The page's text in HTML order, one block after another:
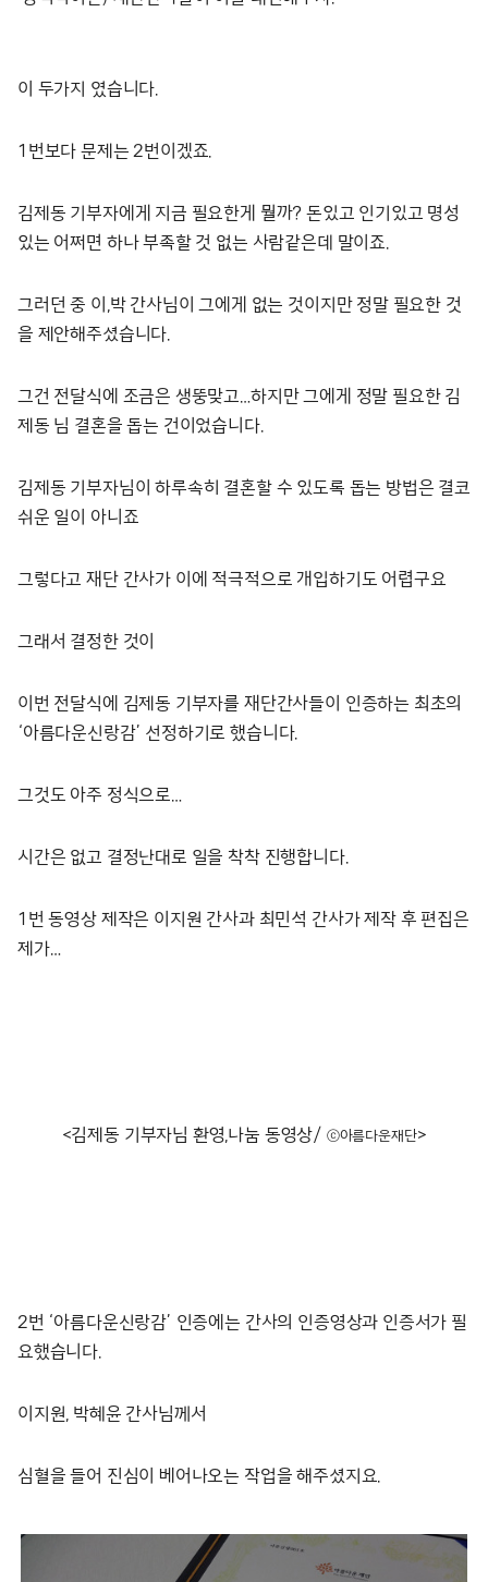
이 두가지 였습니다.
1번보다 문제는 2번이겠죠.
김제동 기부자에게 지금 필요한게 뭘까? 돈있고 인기있고 명성
있는 어쩌면 하나 부족할 것 없는 사람같은데 말이죠.
그러던 중 이,박 간사님이 그에게 없는 것이지만 정말 필요한 것
을 제안해주셨습니다.
그건 전달식에 조금은 생뚱맞고…하지만 그에게 정말 필요한 김
제동 님 결혼을 돕는 건이었습니다.
김제동 기부자님이 하루속히 결혼할 수 있도록 돕는 방법은 결코
쉬운 일이 아니죠
그렇다고 재단 간사가 이에 적극적으로 개입하기도 어렵구요
그래서 결정한 것이
이번 전달식에 김제동 기부자를 재단간사들이 인증하는 최초의
‘아름다운신랑감’ 선정하기로 했습니다.
그것도 아주 정식으로…
시간은 없고 결정난대로 일을 착착 진행합니다.
1번 동영상 제작은 이지원 간사과 최민석 간사가 제작 후 편집은
제가…
<김제동 기부자님 환영,나눔 동영상/ ⓒ아름다운재단>
2번 ‘아름다운신랑감’ 인증에는 간사의 인증영상과 인증서가 필
요했습니다.
이지원, 박혜윤 간사님께서
심혈을 들어 진심이 베어나오는 작업을 해주셨지요.